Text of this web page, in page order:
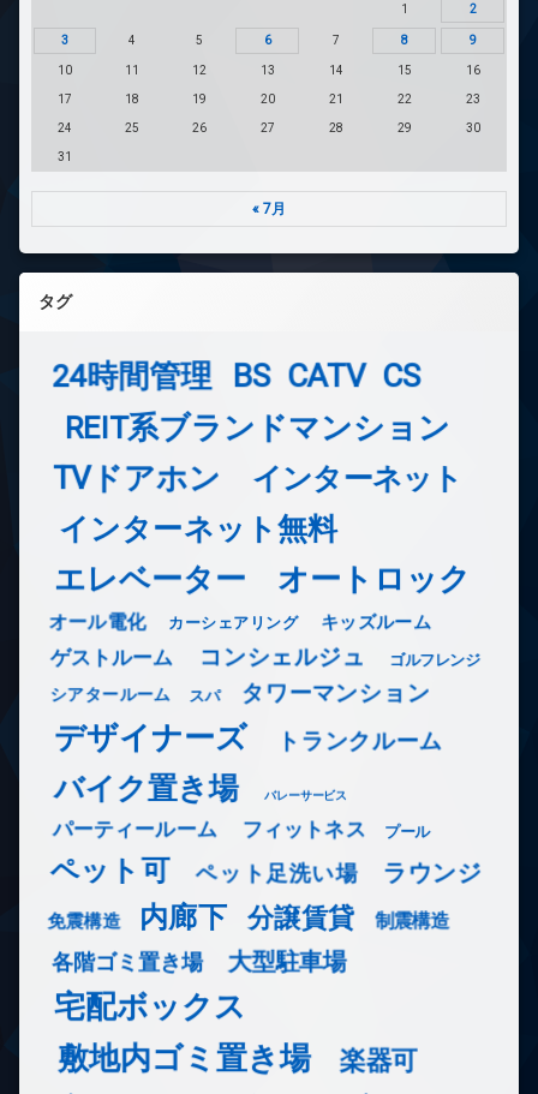
1 2
3 4 5 6 7 8 9
10 11 12 13 14 15 16
17 18 19 20 21 22 23
24 25 26 27 28 29 30
31
« 7月
タグ
24時間管理 BS CATV CS
REIT系ブランドマンション
TVドアホン インターネット
インターネット無料
エレベーター オートロック
オール電化 カーシェアリング キッズルーム
ゲストルーム コンシェルジュ ゴルフレンジ
シアタールーム スパ タワーマンション
デザイナーズ トランクルーム
バイク置き場 バレーサービス
パーティールーム フィットネス プール
ペット可 ペット足洗い場 ラウンジ
免震構造 内廊下 分譲賃貸 制震構造
各階ゴミ置き場 大型駐車場
宅配ボックス
敷地内ゴミ置き場
楽器可